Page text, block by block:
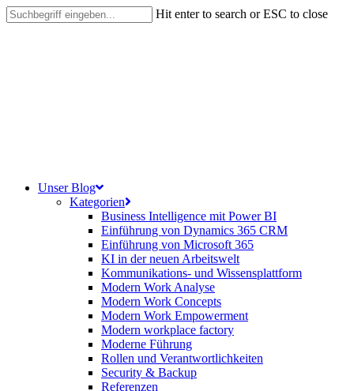
Skip
to
Hit enter to search or ESC to close
search
Menu
Unser Blog
Kategorien
Business Intelligence mit Power BI
Einführung von Dynamics 365 CRM
Einführung von Microsoft 365
KI in der neuen Arbeitswelt
Kommunikations- und Wissensplattform
Modern Work Analyse
Modern Work Concepts
Modern Work Empowerment
Modern workplace factory
Moderne Führung
Rollen und Verantwortlichkeiten
Security & Backup
Referenzen